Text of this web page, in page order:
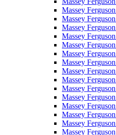
Massey
Massey
Massey
Massey
Massey
Massey
Massey Ferguson
Massey
Massey
Massey
Massey
Massey
Massey
Massey
Massey